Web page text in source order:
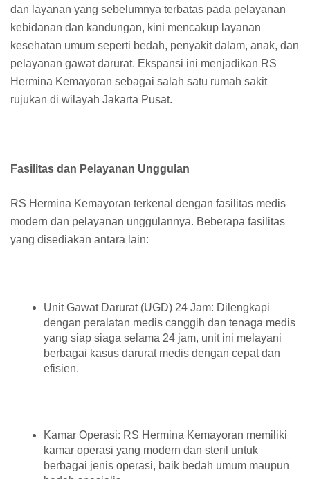
dan layanan yang sebelumnya terbatas pada pelayanan
kebidanan dan kandungan, kini mencakup layanan
kesehatan umum seperti bedah, penyakit dalam, anak, dan
pelayanan gawat darurat. Ekspansi ini menjadikan RS
Hermina Kemayoran sebagai salah satu rumah sakit
rujukan di wilayah Jakarta Pusat.
Fasilitas dan Pelayanan Unggulan
RS Hermina Kemayoran terkenal dengan fasilitas medis
modern dan pelayanan unggulannya. Beberapa fasilitas
yang disediakan antara lain:
Unit Gawat Darurat (UGD) 24 Jam: Dilengkapi
dengan peralatan medis canggih dan tenaga medis
yang siap siaga selama 24 jam, unit ini melayani
berbagai kasus darurat medis dengan cepat dan
efisien.
Kamar Operasi: RS Hermina Kemayoran memiliki
kamar operasi yang modern dan steril untuk
berbagai jenis operasi, baik bedah umum maupun